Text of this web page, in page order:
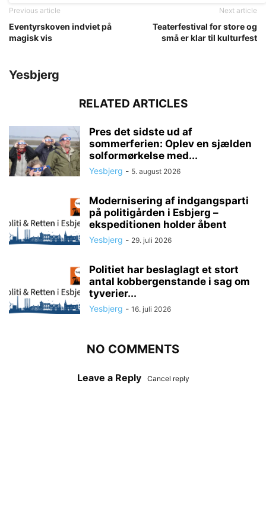
Previous article
Eventyrskoven indviet på
magisk vis
Next article
Teaterfestival for store og
små er klar til kulturfest
Yesbjerg
RELATED ARTICLES
Pres det sidste ud af
sommerferien: Oplev en sjælden
solformørkelse med...
Yesbjerg - 5. august 2026
Modernisering af indgangsparti
på politigården i Esbjerg –
ekspeditionen holder åbent
Yesbjerg - 29. juli 2026
Politiet har beslaglagt et stort
antal kobbergenstande i sag om
tyverier...
Yesbjerg - 16. juli 2026
NO COMMENTS
Leave a Reply Cancel reply